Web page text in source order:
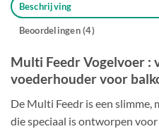
Beschrijving
Beoordelingen (4)
Multi Feedr Vogelvoer :
voederhouder voor
De Multi Feedr is een
die speciaal is ontworpen